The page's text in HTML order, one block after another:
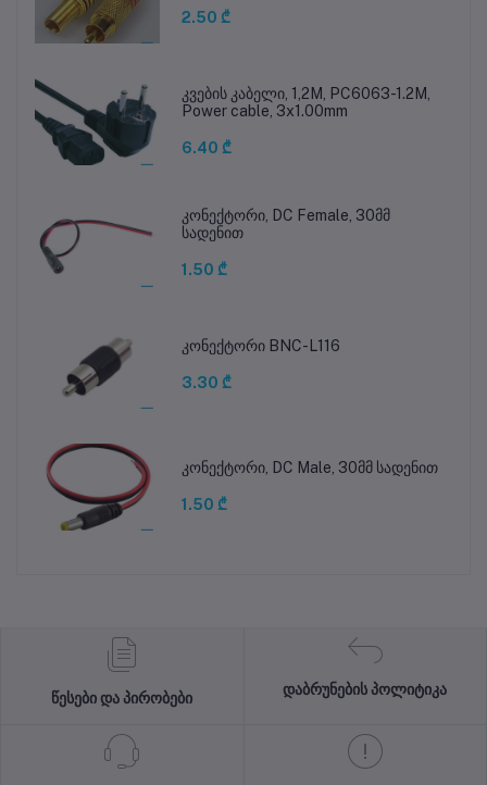
2.50 ₾
კვების კაბელი, 1,2M, PC6063-1.2M,
Power cable, 3x1.00mm
6.40 ₾
კონექტორი, DC Female, 30მმ
სადენით
1.50 ₾
კონექტორი BNC-L116
3.30 ₾
კონექტორი, DC Male, 30მმ სადენით
1.50 ₾
წესები და პირობები
დაბრუნების პოლიტიკა